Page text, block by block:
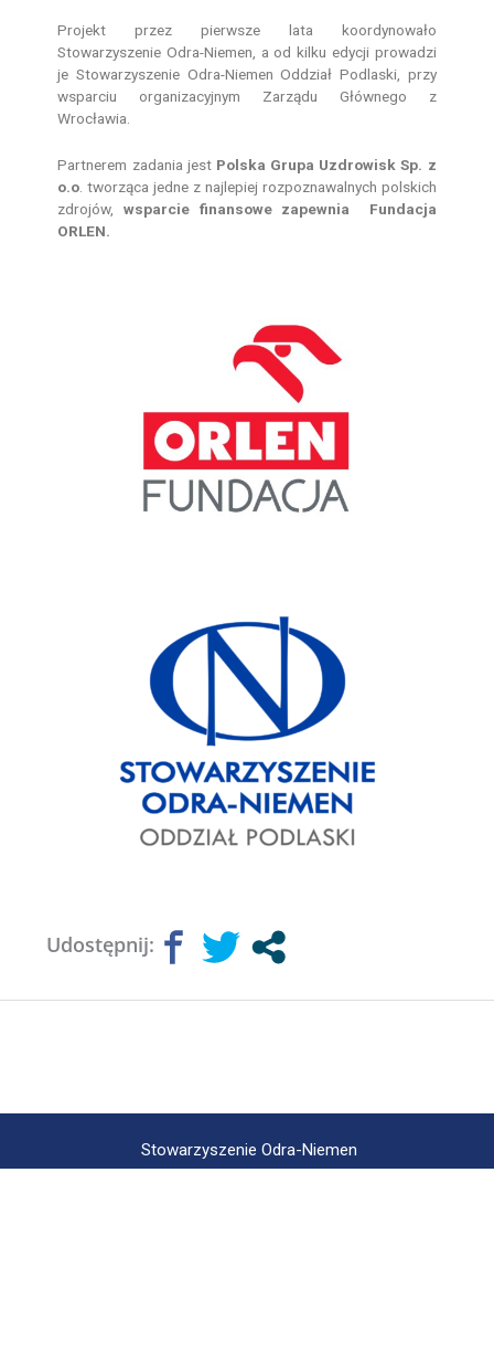
Projekt przez pierwsze lata koordynowało
Stowarzyszenie Odra-Niemen, a od kilku edycji prowadzi
je Stowarzyszenie Odra-Niemen Oddział Podlaski, przy
wsparciu organizacyjnym Zarządu Głównego z
Wrocławia.
Partnerem zadania jest Polska Grupa Uzdrowisk Sp. z
o.o. tworząca jedne z najlepiej rozpoznawalnych polskich
zdrojów,wsparcie finansowe zapewnia Fundacja
ORLEN.
Udostępnij:
Stowarzyszenie Odra-Niemen